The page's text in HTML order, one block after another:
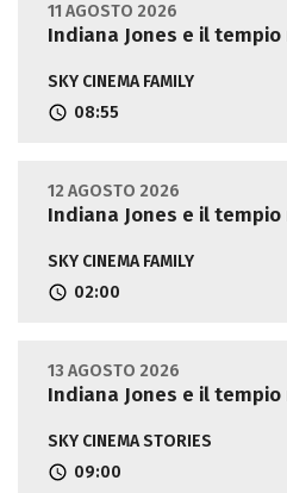
11 AGOSTO 2026
Indiana Jones e il
SKY CINEMA FAMILY
08:55
12 AGOSTO 2026
Indiana Jones e il
SKY CINEMA FAMILY
02:00
13 AGOSTO 2026
Indiana Jones e il
SKY CINEMA STORIES
09:00